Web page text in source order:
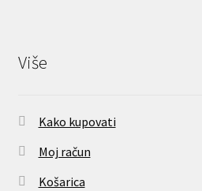
Više
Kako kupovati
Moj račun
Košarica